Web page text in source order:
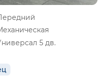
5 дв.